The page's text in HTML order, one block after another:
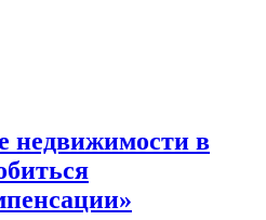
недвижимости в